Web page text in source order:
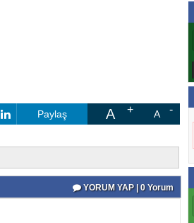
Paylaş A A
YORUM YAP | 0 Yorum